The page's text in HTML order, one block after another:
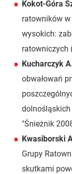
Kokot-Góra
ratowników
wysokich:
ratowniczych
Kucharczyk
obwałowań
dolnośląskich
"Śnieżnik
Kwasiborski
Grupy
skutkami